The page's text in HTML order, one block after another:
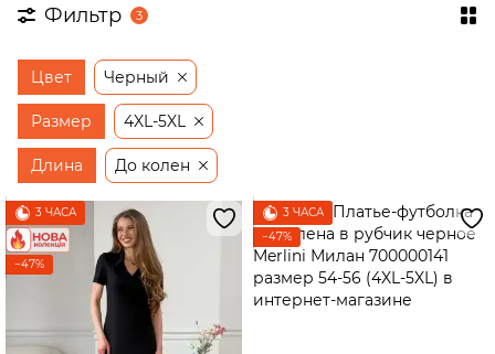
На запах
Бежевые
Платья-
трапеции
Фильтр 3
Цвет Черный
Размер 4XL-5XL
Длина До колен
3 ЧАСА
−47%
3 ЧАСА
−47%